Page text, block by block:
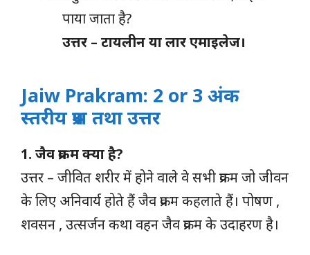
पाया जाता है?
उत्तर – टायलीन या लार एमाइलेज।
Jaiw Prakram: 2 or 3 अंक
स्तरीय प्रश्न तथा उत्तर
1. जैव प्रक्रम क्या है?
उत्तर – जीवित शरीर में होने वाले वे सभी प्रक्रम जो जीवन
के लिए अनिवार्य होते हैं जैव प्रक्रम कहलाते हैं। पोषण ,
शवसन , उत्सर्जन कथा वहन जैव प्रक्रम के उदाहरण है।